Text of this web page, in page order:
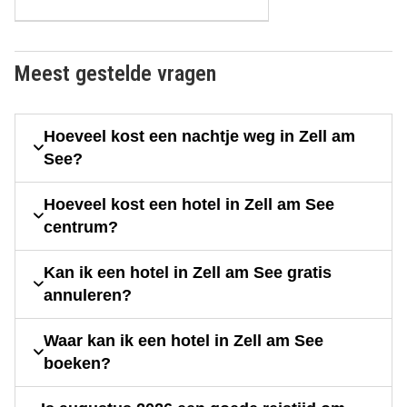
Meest gestelde vragen
Hoeveel kost een nachtje weg in Zell am
See?
Hoeveel kost een hotel in Zell am See
centrum?
Kan ik een hotel in Zell am See gratis
annuleren?
Waar kan ik een hotel in Zell am See
boeken?